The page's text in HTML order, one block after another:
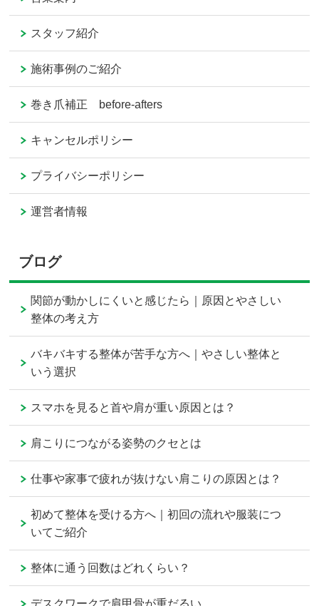
スタッフ紹介
施術事例のご紹介
巻き爪補正 before-afters
キャンセルポリシー
プライバシーポリシー
運営者情報
ブログ
関節が動かしにくいと感じたら｜原因とやさしい
整体の考え方
バキバキする整体が苦手な方へ｜やさしい整体と
いう選択
スマホを見ると首や肩が重い原因とは？
肩こりにつながる姿勢のクセとは
仕事や家事で疲れが抜けない肩こりの原因とは？
初めて整体を受ける方へ｜初回の流れや服装につ
いてご紹介
整体に通う回数はどれくらい？
デスクワークで肩甲骨が重だるい